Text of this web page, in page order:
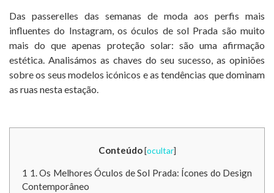
Das passerelles das semanas de moda aos perfis mais
influentes do Instagram, os óculos de sol Prada são muito
mais do que apenas proteção solar: são uma afirmação
estética. Analisámos as chaves do seu sucesso, as opiniões
sobre os seus modelos icónicos e as tendências que dominam
as ruas nesta estação.
Conteúdo [ocultar]
1 1. Os Melhores Óculos de Sol Prada: Ícones do Design
Contemporâneo